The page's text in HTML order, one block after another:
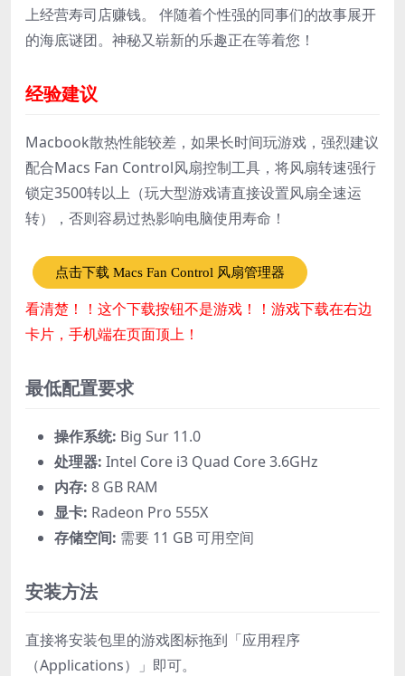
上经营寿司店赚钱。 伴随着个性强的同事们的故事展开
的海底谜团。神秘又崭新的乐趣正在等着您！
经验建议
Macbook散热性能较差，如果长时间玩游戏，强烈建议
配合Macs Fan Control风扇控制工具，将风扇转速强行
锁定3500转以上（玩大型游戏请直接设置风扇全速运
转），否则容易过热影响电脑使用寿命！
点击下载 Macs Fan Control 风扇管理器
看清楚！！这个下载按钮不是游戏！！游戏下载在右边
卡片，手机端在页面顶上！
最低配置要求
操作系统: Big Sur 11.0
处理器: Intel Core i3 Quad Core 3.6GHz
内存: 8 GB RAM
显卡: Radeon Pro 555X
存储空间: 需要 11 GB 可用空间
安装方法
直接将安装包里的游戏图标拖到「应用程序
（Applications）」即可。